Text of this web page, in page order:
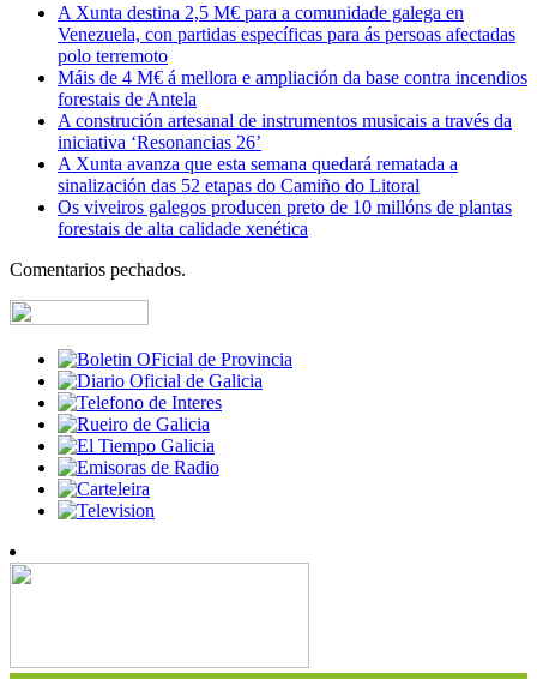
A Xunta destina 2,5 M€ para a comunidade galega en
Venezuela, con partidas específicas para ás persoas afectadas
polo terremoto
Máis de 4 M€ á mellora e ampliación da base contra incendios
forestais de Antela
A construción artesanal de instrumentos musicais a través da
iniciativa ‘Resonancias 26’
A Xunta avanza que esta semana quedará rematada a
sinalización das 52 etapas do Camiño do Litoral
Os viveiros galegos producen preto de 10 millóns de plantas
forestais de alta calidade xenética
Comentarios pechados.